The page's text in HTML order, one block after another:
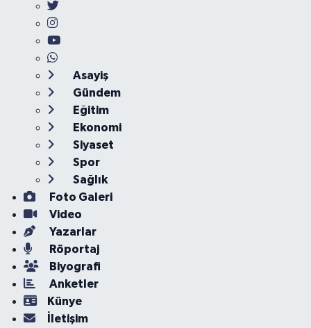
Asayiş
Gündem
Eğitim
Ekonomi
Siyaset
Spor
Sağlık
Foto Galeri
Video
Yazarlar
Röportaj
Biyografi
Anketler
Künye
İletişim